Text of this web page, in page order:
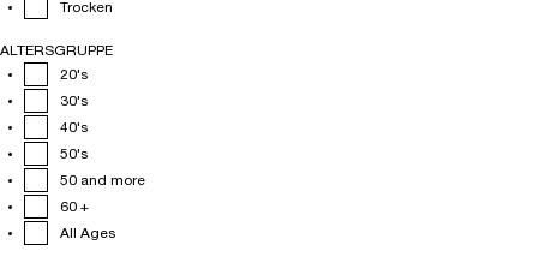
Trocken
ALTERSGRUPPE
20's
30's
40's
50's
50 and more
60 +
All Ages